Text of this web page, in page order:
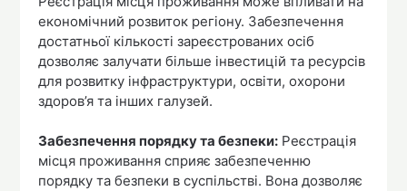
економічний розвиток регіону. Забезпечення
достатньої кількості зареєстрованих осіб
дозволяє залучати більше інвестицій та ресурсів
для розвитку інфраструктури, освіти, охорони
здоров’я та інших галузей.
Забезпечення порядку та безпеки: Реєстрація
місця проживання сприяє забезпеченню
порядку та безпеки в суспільстві. Вона дозволяє